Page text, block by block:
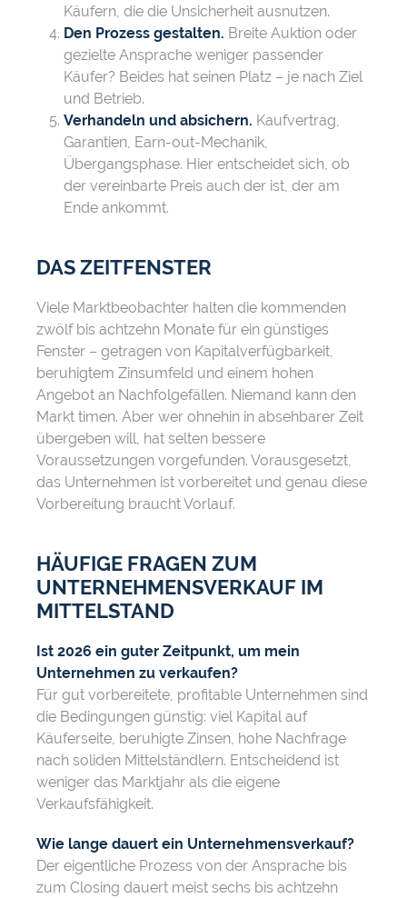
Käufern, die die Unsicherheit ausnutzen.
Den Prozess gestalten. Breite Auktion oder
gezielte Ansprache weniger passender
Käufer? Beides hat seinen Platz – je nach Ziel
und Betrieb.
Verhandeln und absichern. Kaufvertrag,
Garantien, Earn-out-Mechanik,
Übergangsphase. Hier entscheidet sich, ob
der vereinbarte Preis auch der ist, der am
Ende ankommt.
DAS ZEITFENSTER
Viele Marktbeobachter halten die kommenden
zwölf bis achtzehn Monate für ein günstiges
Fenster – getragen von Kapitalverfügbarkeit,
beruhigtem Zinsumfeld und einem hohen
Angebot an Nachfolgefällen. Niemand kann den
Markt timen. Aber wer ohnehin in absehbarer Zeit
übergeben will, hat selten bessere
Voraussetzungen vorgefunden. Vorausgesetzt,
das Unternehmen ist vorbereitet und genau diese
Vorbereitung braucht Vorlauf.
HÄUFIGE FRAGEN ZUM
UNTERNEHMENSVERKAUF IM
MITTELSTAND
Ist 2026 ein guter Zeitpunkt, um mein
Unternehmen zu verkaufen?
Für gut vorbereitete, profitable Unternehmen sind
die Bedingungen günstig: viel Kapital auf
Käuferseite, beruhigte Zinsen, hohe Nachfrage
nach soliden Mittelständlern. Entscheidend ist
weniger das Marktjahr als die eigene
Verkaufsfähigkeit.
Wie lange dauert ein Unternehmensverkauf?
Der eigentliche Prozess von der Ansprache bis
zum Closing dauert meist sechs bis achtzehn